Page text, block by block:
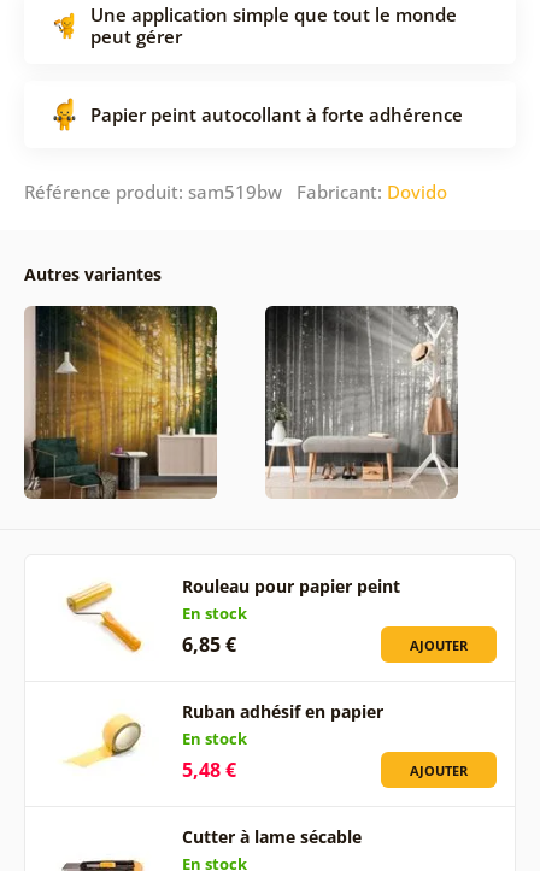
Une application simple que tout le monde
peut gérer
Papier peint autocollant à forte adhérence
Référence produit: sam519bw Fabricant: Dovido
Autres variantes
Rouleau pour papier peint
En stock
6,85 € AJOUTER
Ruban adhésif en papier
En stock
5,48 € AJOUTER
Cutter à lame sécable
En stock